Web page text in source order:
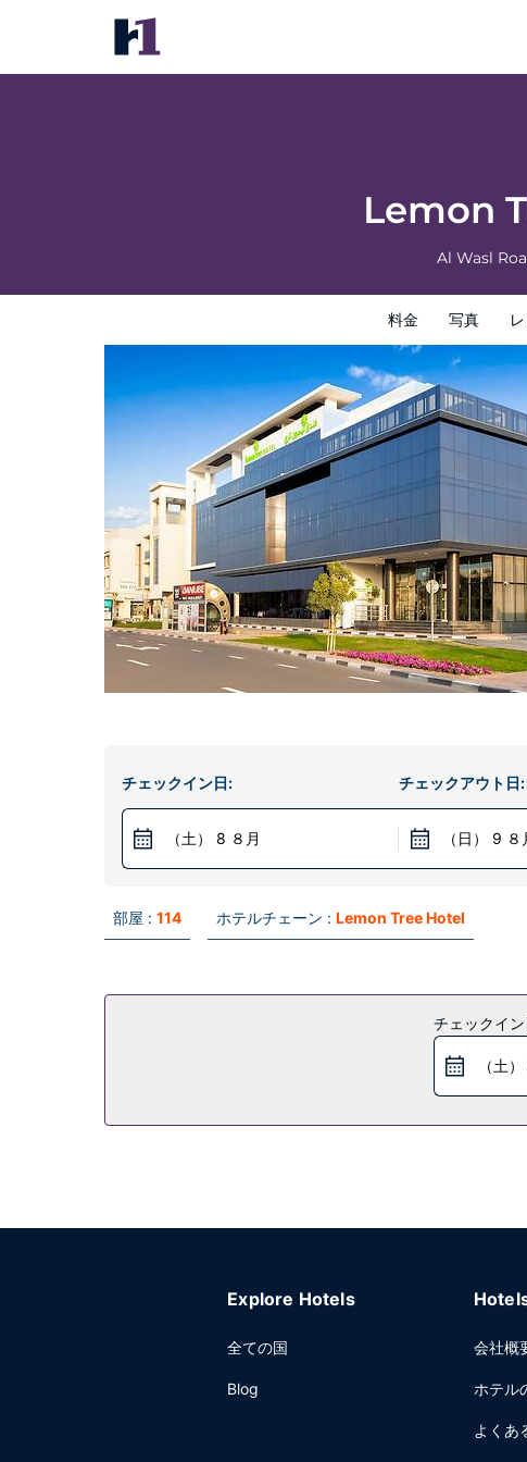
Lemon
Al Wasl
料金 写真
Lemon Tree Hotel Jumeirah Dubai
料金 写真
チェックイン日:
（土） 8 ８月
チェックアウト日:
（日） 9 ８
部屋 : 114 ホテルチェーン : Lemon Tree Hotel
チェックイ
（土
Explore Hotels
全ての国
Blog
会社概
ホテル
よくあ